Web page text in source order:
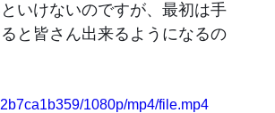
いけないのですが、最初は手
と皆さん出来るようになるの
1080p/mp4/file.mp4